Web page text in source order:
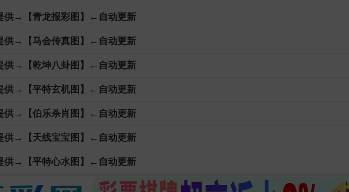
供→【青龙报彩图】←自动更新
供→【马会传真图】←自动更新
供→【乾坤八卦图】←自动更新
供→【平特玄机图】←自动更新
供→【伯乐杀肖图】←自动更新
供→【天线宝宝图】←自动更新
供→【平特心水图】←自动更新